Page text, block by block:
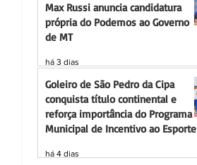
Max Russi anuncia candidatura
própria do Podemos ao Governo
de MT
há 3 dias
Goleiro de São Pedro da Cipa
conquista título continental e
reforça importância do Programa
Municipal de Incentivo ao Esporte
há 4 dias